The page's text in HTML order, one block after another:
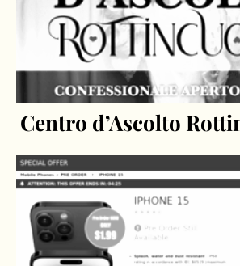
Centro d’Ascolto